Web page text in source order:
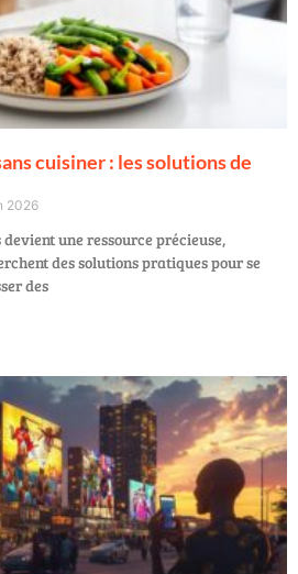
cuisiner : les solutions de
2026
une ressource précieuse,
des solutions pratiques pour se
des